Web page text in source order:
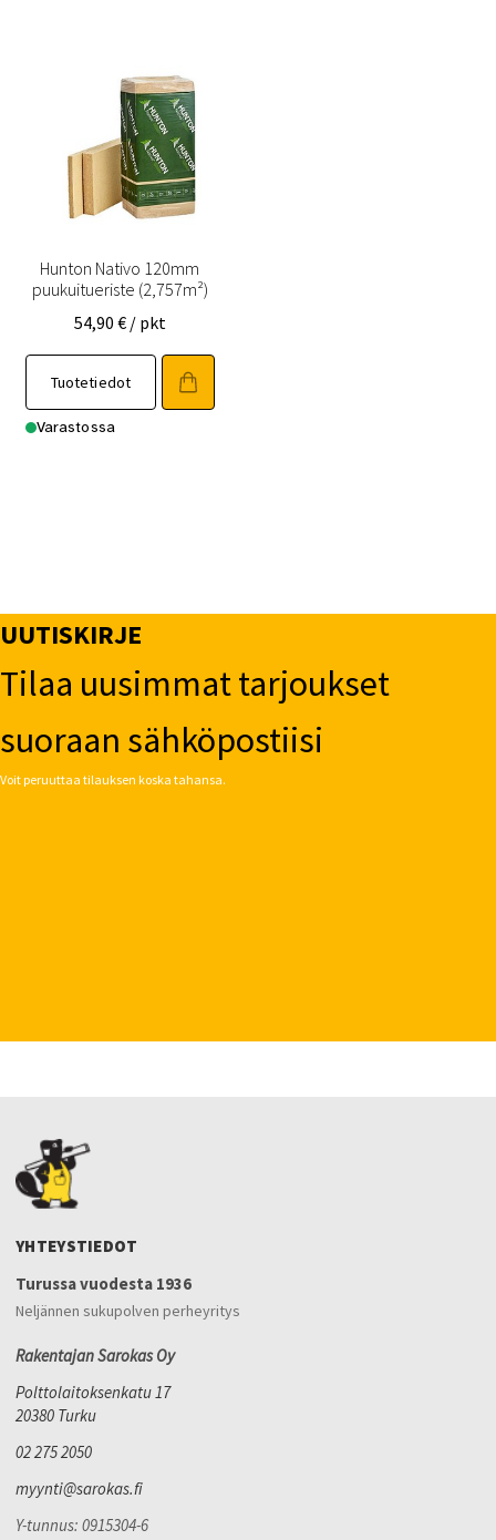
Hunton Nativo 120mm
puukuitueriste (2,757m²)
54,90 € / pkt
Tuotetiedot
Varastossa
UUTISKIRJE
Tilaa uusimmat tarjoukset
suoraan sähköpostiisi
Voit peruuttaa tilauksen koska tahansa.
YHTEYSTIEDOT
Turussa vuodesta 1936
Neljännen sukupolven perheyritys
Rakentajan Sarokas Oy
Polttolaitoksenkatu 17
20380 Turku
02 275 2050
myynti@sarokas.fi
Y-tunnus: 0915304-6